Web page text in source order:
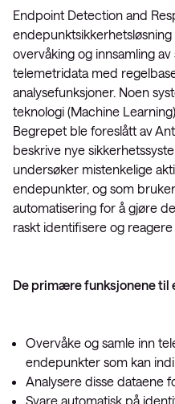
Endpoint Detection and
overvåking og innsamling
telemetridata med
analysefunksjoner. Noen
teknologi (Machine
Begrepet ble foreslått av
beskrive nye
undersøker mistenkelige
endepunkter, og som
automatisering for å gjøre
raskt identifisere og reagere
De primære funksjonene til
Overvåke og samle inn
endepunkter som kan
Analysere disse dataene
Svare automatisk på